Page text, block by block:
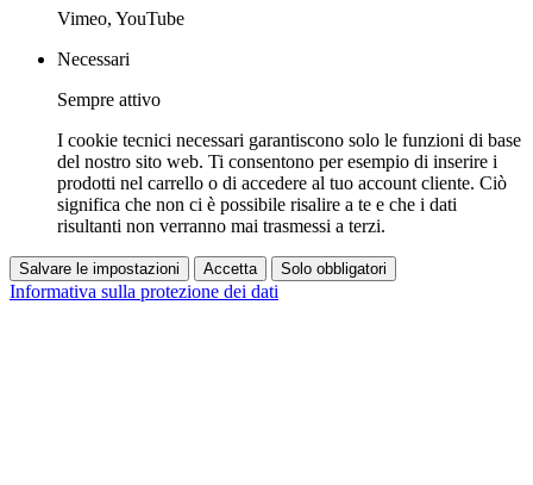
Vimeo, YouTube
Necessari
Sempre attivo
I cookie tecnici necessari garantiscono solo le funzioni di base
del nostro sito web. Ti consentono per esempio di inserire i
prodotti nel carrello o di accedere al tuo account cliente. Ciò
significa che non ci è possibile risalire a te e che i dati
risultanti non verranno mai trasmessi a terzi.
Salvare le impostazioni Accetta Solo obbligatori
Informativa sulla protezione dei dati